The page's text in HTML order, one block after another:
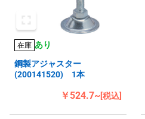
在庫 あり
鋼製アジャスター
(200141520) 1本
￥524.7~[税込]